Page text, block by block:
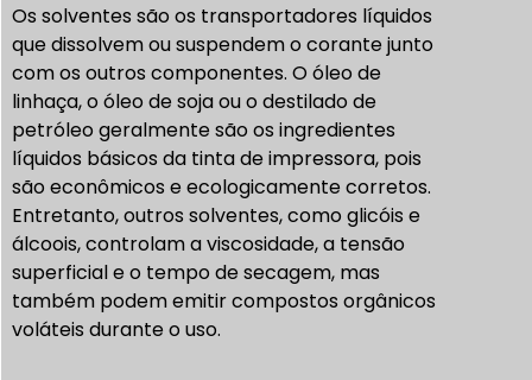
Os solventes são os transportadores líquidos
que dissolvem ou suspendem o corante junto
com os outros componentes. O óleo de
linhaça, o óleo de soja ou o destilado de
petróleo geralmente são os ingredientes
líquidos básicos da tinta de impressora, pois
são econômicos e ecologicamente corretos.
Entretanto, outros solventes, como glicóis e
álcoois, controlam a viscosidade, a tensão
superficial e o tempo de secagem, mas
também podem emitir compostos orgânicos
voláteis durante o uso.